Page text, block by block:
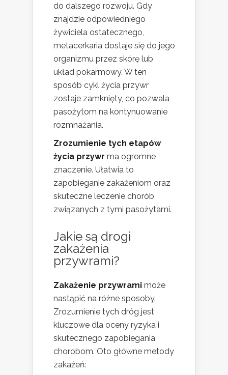
do dalszego rozwoju. Gdy
znajdzie odpowiedniego
żywiciela ostatecznego,
metacerkaria dostaje się do jego
organizmu przez skórę lub
układ pokarmowy. W ten
sposób cykl życia przywr
zostaje zamknięty, co pozwala
pasożytom na kontynuowanie
rozmnażania.
Zrozumienie tych etapów
życia przywr ma ogromne
znaczenie. Ułatwia to
zapobieganie zakażeniom oraz
skuteczne leczenie chorób
związanych z tymi pasożytami.
Jakie są drogi
zakażenia
przywrami?
Zakażenie przywrami może
nastąpić na różne sposoby.
Zrozumienie tych dróg jest
kluczowe dla oceny ryzyka i
skutecznego zapobiegania
chorobom. Oto główne metody
zakażeń: